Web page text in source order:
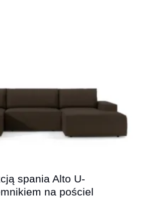
spania Alto U-
na pościel